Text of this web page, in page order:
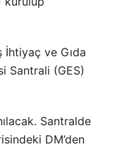
ve Gıda
Santrali (GES)
Santralde
DM’den